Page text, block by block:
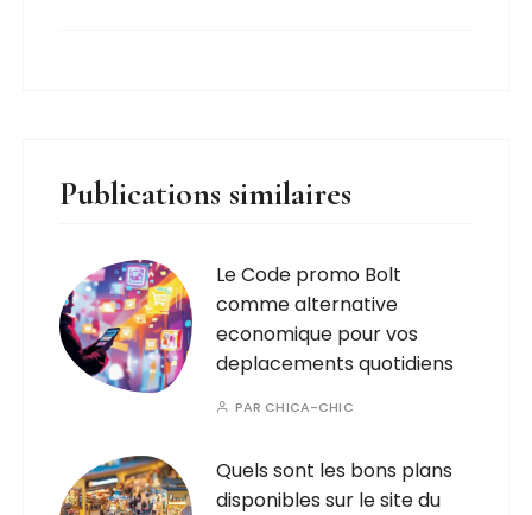
Publications similaires
Le Code promo Bolt
comme alternative
economique pour vos
deplacements quotidiens
PAR CHICA-CHIC
Quels sont les bons plans
disponibles sur le site du